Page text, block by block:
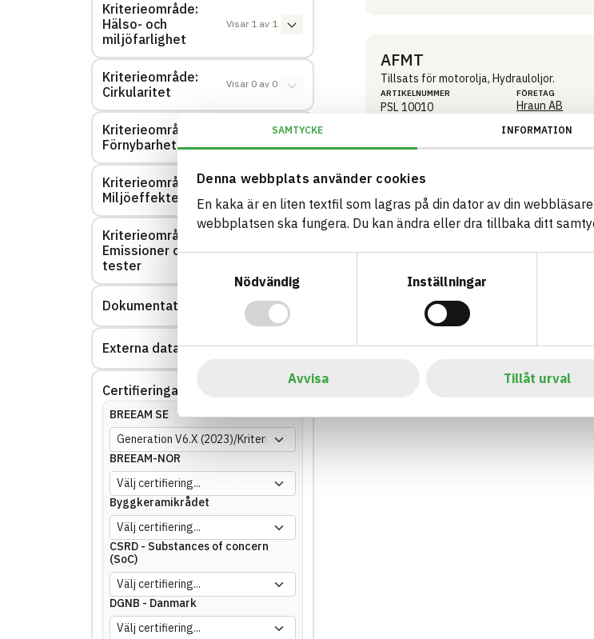
SAMTYCKE INFORMATION
Denna webbplats använder cookies
En kaka är en liten textfil som lagras på din dator av din
webbplatsen ska fungera. Du kan ändra eller dra tillbaka ditt
Nödvändig
Inställningar
Avvisa Tillåt urval
Kriterieområde:
Hälso- och
miljöfarlighet
Visar 1 av 1
Kriterieområde:
Cirkularitet
Visar 0 av 0
Kriterieområde:
Förnybarhet
0
Kriterieområde:
Miljöeffekter – EPD
0
Kriterieområde:
Emissioner och
tester
Visar 0 av 0
Dokumentation Visar 1 av 1
Externa datakällor Visar 0 av 0
Certifieringar
BREEAM SE
BREEAM-NOR
Byggkeramikrådet
CSRD - Substances of concern
(SoC)
DGNB - Danmark
AFMT
Tillsats för motorolja, Hydrauloljor.
ARTIKEL­NUMMER
PSL 10010
GTIN
FÖRETAG
Hraun AB
Prolong Super
BASTA ID
CIRKULARITET
FÖRNYBARHET
MILJÖEFFEKTER – EPD
EMISSIONER OCH TESTER